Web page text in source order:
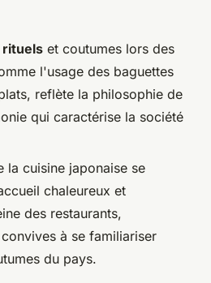
rituels et coutumes lors des
l'usage des baguettes
reflète la philosophie de
qui caractérise la société
la cuisine japonaise se
chaleureux et
des restaurants,
à se familiariser
du pays.